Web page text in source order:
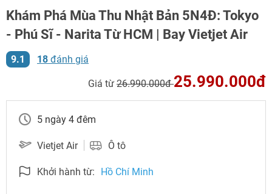
Khám Phá Mùa Thu Nhật Bản 5N4Đ: Tokyo
- Phú Sĩ - Narita Từ HCM | Bay Vietjet Air
9.1 18 đánh giá
Giá từ 26.990.000đ 25.990.000đ
5 ngày 4 đêm
Vietjet Air Ô tô
Khởi hành từ: Hồ Chí Minh